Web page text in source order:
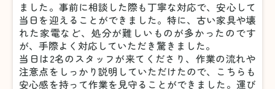
ました。事前に相談した際も丁寧な対応で、安心して
当日を迎えることができました。特に、古い家具や壊
れた家電など、処分が難しいものが多かったのです
が、手際よく対応していただき驚きました。
当日は2名のスタッフが来てくださり、作業の流れや
注意点をしっかり説明していただけたので、こちらも
安心感を持って作業を見守ることができました。運び